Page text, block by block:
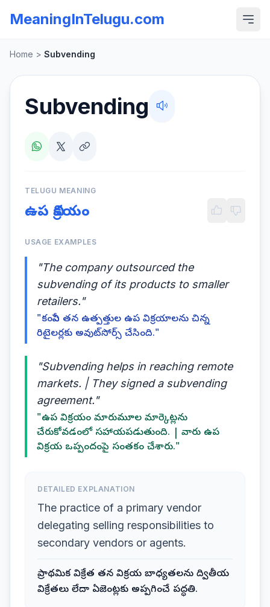
MeaningInTelugu.com
Home > Subvending
Subvending
TELUGU MEANING
ఉప విక్రయం
USAGE EXAMPLES
"The company outsourced the
subvending of its products to smaller
retailers."
"కంపెనీ తన ఉత్పత్తుల ఉప విక్రయాలను చిన్న
రిటైలర్లకు అవుట్‌సోర్స్ చేసింది."
"Subvending helps in reaching remote
markets. | They signed a subvending
agreement."
"ఉప విక్రయం మారుమూల మార్కెట్లను
చేరుకోవడంలో సహాయపడుతుంది. | వారు ఉప
విక్రయ ఒప్పందంపై సంతకం చేశారు."
DETAILED EXPLANATION
The practice of a primary vendor
delegating selling responsibilities to
secondary vendors or agents.
ప్రాథమిక విక్రేత తన విక్రయ బాధ్యతలను ద్వితీయ
విక్రేతలు లేదా ఏజెంట్లకు అప్పగించే పద్ధతి.